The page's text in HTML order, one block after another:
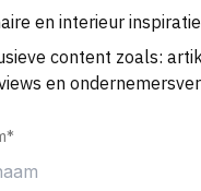
en interieur inspiratie
content zoals:
en
*